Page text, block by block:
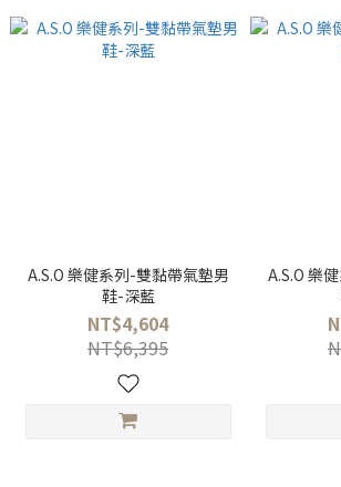
A.S.O 樂健系列-雙黏帶氣墊男
鞋-深藍
NT$4,604
NT$6,395
A.S.O 樂